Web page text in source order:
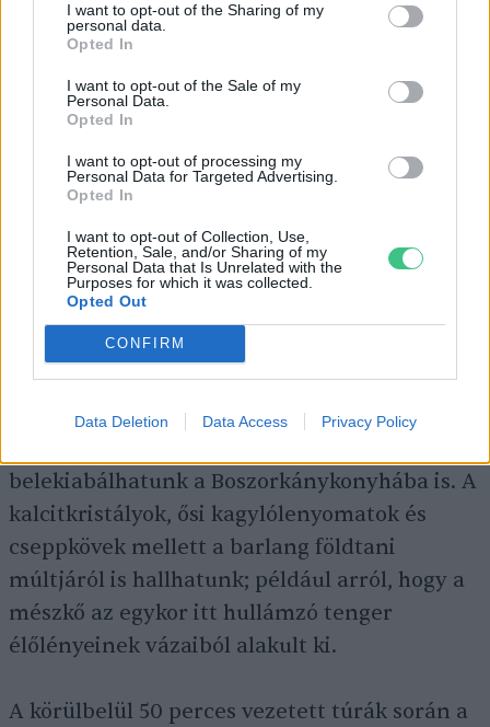
I want to opt-out of the Sharing of my
personal data.
Opted In
I want to opt-out of the Sale of my
Personal Data.
Opted In
I want to opt-out of processing my
Personal Data for Targeted Advertising.
Opted In
I want to opt-out of Collection, Use,
Retention, Sale, and/or Sharing of my
Personal Data that Is Unrelated with the
Purposes for which it was collected.
Opted Out
CONFIRM
Data Deletion Data Access Privacy Policy
Kép: Visit Hungary
Pál-völgyi-barlang
rejtőzik, a Pál-völgyi–Mátyás-hegyi–
Harcsaszájú összeköttetés révén pedig ma
Magyarország leghosszabb ismert barlangja.
A mintegy 32 kilométeres, folyamatosan
kutatott rendszerből 500 méter látogatható
vezetett túra keretében. A túra során útba
belekiabálhatunk a Boszorkánykonyhába is. A
kalcitkristályok, ősi kagylólenyomatok és
cseppkövek mellett a barlang földtani
múltjáról is hallhatunk; például arról, hogy a
mészkő az egykor itt hullámzó tenger
élőlényeinek vázaiból alakult ki.
A körülbelül 50 perces vezetett túrák során a